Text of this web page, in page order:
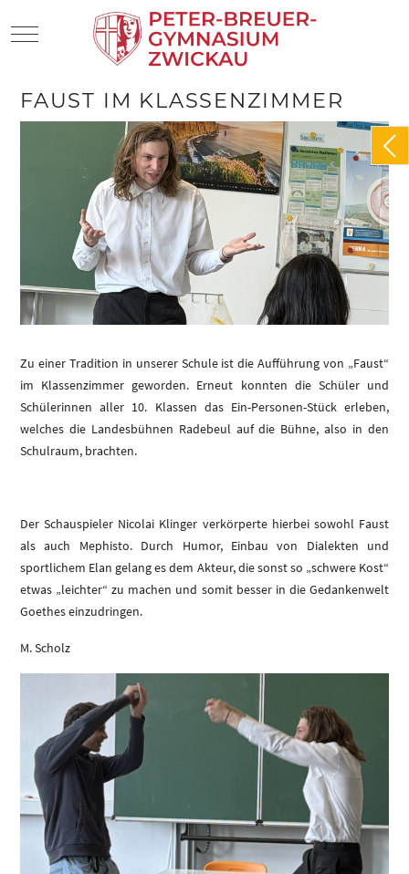
Mobile Menu Toggle
FAUST IM KLASSENZIMMER
Zu einer Tradition in unserer Schule ist die Aufführung von „Faust“
im Klassenzimmer geworden. Erneut konnten die Schüler und
Schülerinnen aller 10. Klassen das Ein-Personen-Stück erleben,
welches die Landesbühnen Radebeul auf die Bühne, also in den
Schulraum, brachten.
Der Schauspieler Nicolai Klinger verkörperte hierbei sowohl Faust
als auch Mephisto. Durch Humor, Einbau von Dialekten und
sportlichem Elan gelang es dem Akteur, die sonst so „schwere Kost“
etwas „leichter“ zu machen und somit besser in die Gedankenwelt
Goethes einzudringen.
M. Scholz